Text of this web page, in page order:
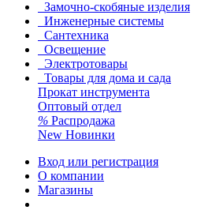
Замочно-скобяные изделия
Инженерные системы
Сантехника
Освещение
Электротовары
Товары для дома и сада
Прокат инструмента
Оптовый отдел
% Распродажа
New Новинки
Вход или регистрация
О компании
Магазины